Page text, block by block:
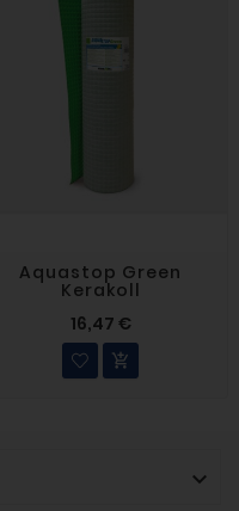
Aquastop Green
Kerakoll
16,47 €

